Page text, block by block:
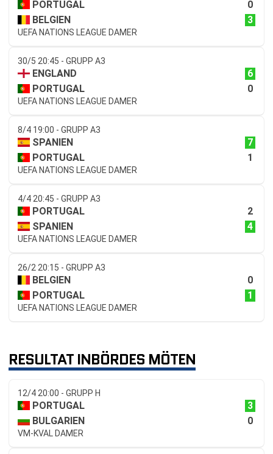
PORTUGAL
0
BELGIEN
3
UEFA NATIONS LEAGUE DAMER
30/5 20:45 - GRUPP A3
ENGLAND
6
PORTUGAL
0
UEFA NATIONS LEAGUE DAMER
8/4 19:00 - GRUPP A3
SPANIEN
7
PORTUGAL
1
UEFA NATIONS LEAGUE DAMER
4/4 20:45 - GRUPP A3
PORTUGAL
2
SPANIEN
4
UEFA NATIONS LEAGUE DAMER
26/2 20:15 - GRUPP A3
BELGIEN
0
PORTUGAL
1
UEFA NATIONS LEAGUE DAMER
RESULTAT INBÖRDES MÖTEN
12/4 20:00 - GRUPP H
PORTUGAL
3
BULGARIEN
0
VM-KVAL DAMER